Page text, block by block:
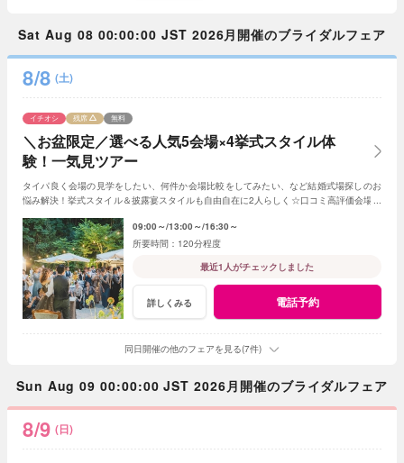
Sat Aug 08 00:00:00 JST 2026月開催のブライダルフェア
8/8 (土)
＼お盆限定／選べる人気5会場×4挙式スタイル体
験！一気見ツアー
イチオシ 残席 無料
タイパ良く会場の見学をしたい、何件か会場比較をしてみたい、など結婚式場探しのお
悩み解決！挙式スタイル＆披露宴スタイルも自由自在に2人らしく☆口コミ高評価会場を
09:00～ 13:00～ 16:30～
120分程度
最近1人がチェックしました
詳しくみる 電話予約
同日開催の他のフェアを見る(7件)
Sun Aug 09 00:00:00 JST 2026月開催のブライダルフェア
8/9 (日)